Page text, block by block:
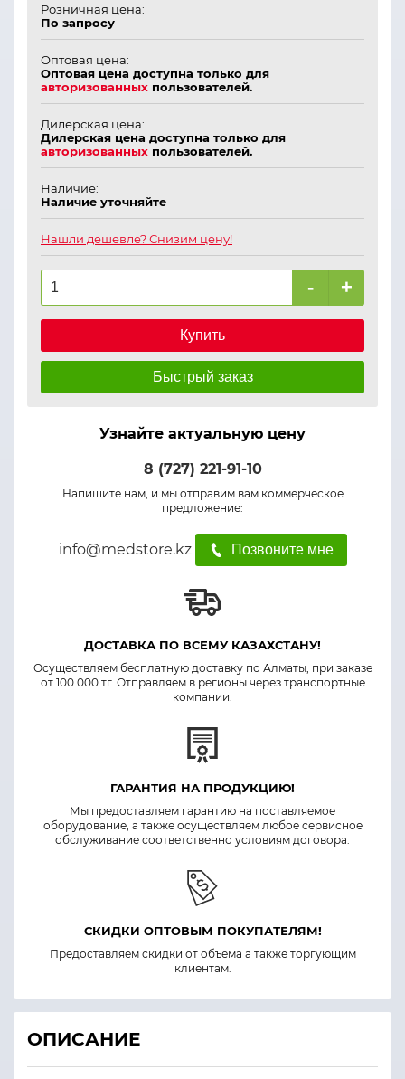
Розничная цена:
По запросу
Оптовая цена:
Оптовая цена доступна только для
авторизованных пользователей.
Дилерская цена:
Дилерская цена доступна только для
авторизованных пользователей.
Наличие:
Наличие уточняйте
Нашли дешевле? Снизим цену!
- +
Купить
Быстрый заказ
Узнайте актуальную цену
8 (727) 221-91-10
Напишите нам, и мы отправим вам коммерческое
предложение:
info@medstore.kz Позвоните мне
ДОСТАВКА ПО ВСЕМУ КАЗАХСТАНУ!
Осуществляем бесплатную доставку по Алматы, при заказе
от 100 000 тг. Отправляем в регионы через транспортные
компании.
ГАРАНТИЯ НА ПРОДУКЦИЮ!
Мы предоставляем гарантию на поставляемое
оборудование, а также осуществляем любое сервисное
обслуживание соответственно условиям договора.
СКИДКИ ОПТОВЫМ ПОКУПАТЕЛЯМ!
Предоставляем скидки от объема а также торгующим
клиентам.
ОПИСАНИЕ